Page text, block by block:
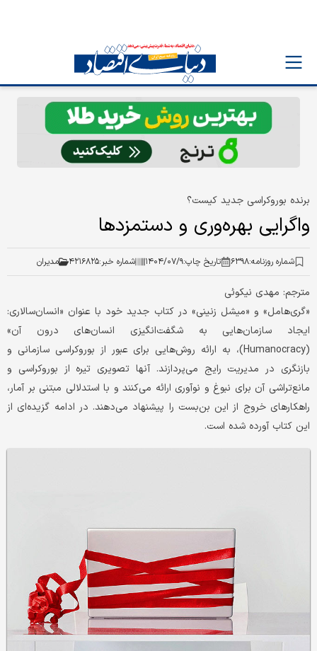
برنده بوروکراسی جدید کیست؟
واگرایی بهره‌وری و دستمزدها
شماره روزنامه:۶۳۹۸ تاریخ چاپ:۱۴۰۴/۰۷/۹ شماره خبر:۴۲۱۶۸۲۵ مدیران
مترجم: مهدی نیکوئی
«گری‌هامل» و «میشل زنینی» در کتاب جدید خود با عنوان «انسان‌سالاری:
ایجاد سازمان‌هایی به شگفت‌انگیزی انسان‌های درون آن»
(Humanocracy)، به ارائه روش‌هایی برای عبور از بوروکراسی سازمانی و
بازنگری در مدیریت رایج می‌پردازند. آنها تصویری تیره از بوروکراسی و
مانع‌تراشی آن برای نبوغ و نوآوری ارائه می‌کنند و با استدلالی مبتنی بر آمار،
راهکارهای خروج از این بن‌بست را پیشنهاد می‌دهند. در ادامه گزیده‌ای از
این کتاب آورده شده است.